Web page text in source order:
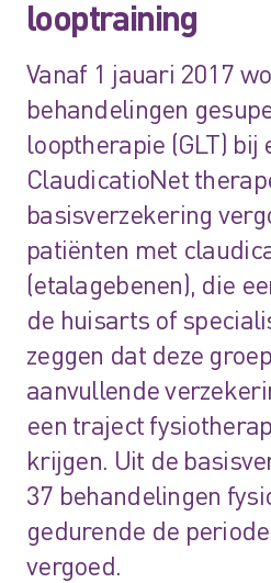
looptraining
Vanaf 1 jauari 2017
behandelingen
looptherapie (GLT) bij
ClaudicatioNet
basisverzekering
patiënten met
(etalagebenen), die
de huisarts of
zeggen dat deze
aanvullende
een traject
krijgen. Uit de
37 behandelingen
gedurende de
vergoed.